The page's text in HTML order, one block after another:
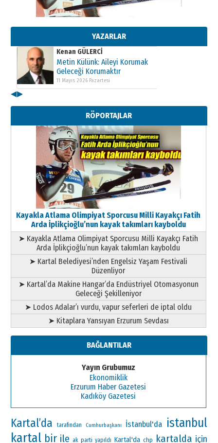
YAZARLAR
Kenan GÜLERCİ
Metin Külünk: Aileyi Korumak
11 Mayıs 2026 Pazartesi
Kenan GÜLERCİ
Metin Külünk: Aileyi Korumak
Geleceği Korumaktır
11 Mayıs 2026 Pazartesi
Metin Külünk: Aileyi Korumak
Geleceği Korumaktır
11 Mayıs 2026 Pazartesi
◀▶
RÖPORTAJLAR
Kayakla Atlama Olimpiyat Sporcusu Milli Kayakçı Fatih
Arda İplikçioğlu’nun kayak takımları kayboldu
➤ Kayakla Atlama Olimpiyat Sporcusu Milli Kayakçı Fatih
Arda İplikçioğlu’nun kayak takımları kayboldu
➤ Kartal Belediyesi’nden Engelsiz Yaşam Festivali
Düzenliyor
➤ Kartal’da Makine Hangar’da Endüstriyel Otomasyonun
Geleceği Şekilleniyor
➤ Lodos Adalar’ı vurdu, vapur seferleri de iptal oldu
➤ Kitaplara Yansıyan Erzurum Sevdası
BAĞLANTILAR
Yayın Grubumuz
Ekonomiklik
Erzurum Haber Gazetesi
Kadıköy Gazetesi
Kartal’da tarafından Cumhurbaşkanı İstanbul'da istanbul
kartal bir ile ak parti yapıldı Kartal'da chp kartalda için